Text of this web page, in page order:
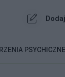
PSYCHICZNE